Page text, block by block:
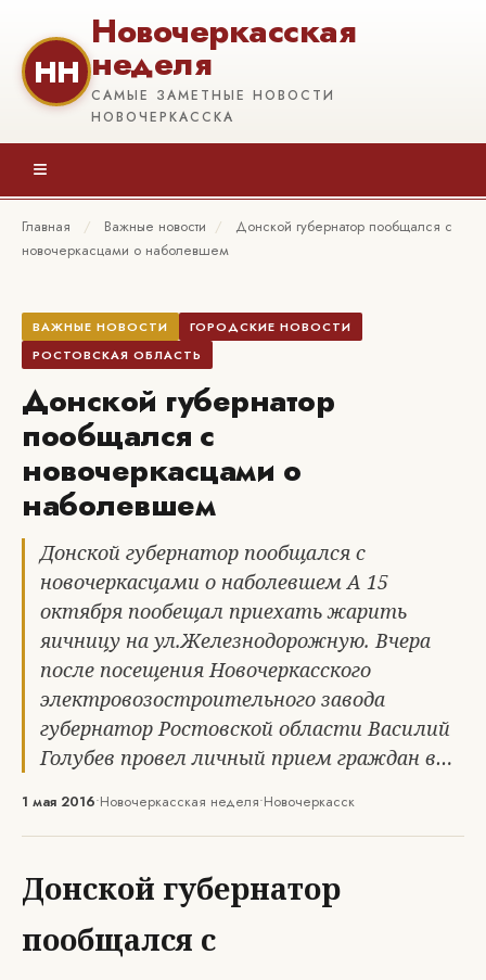
НН
Новочеркасская
неделя
САМЫЕ ЗАМЕТНЫЕ НОВОСТИ
НОВОЧЕРКАССКА
≡
Главная / Важные новости /
Донской губернатор пообщался с
новочеркасцами о наболевшем
ВАЖНЫЕ НОВОСТИ
ГОРОДСКИЕ НОВОСТИ
РОСТОВСКАЯ ОБЛАСТЬ
Донской губернатор
пообщался с
новочеркасцами о
наболевшем
Донской губернатор пообщался с
новочеркасцами о наболевшем А 15
октября пообещал приехать жарить
яичницу на ул.Железнодорожную. Вчера
после посещения Новочеркасского
электровозостроительного завода
губернатор Ростовской области Василий
Голубев провел личный прием граждан в…
1 мая 2016•Новочеркасская неделя•Новочеркасск
Донской губернатор
пообщался с